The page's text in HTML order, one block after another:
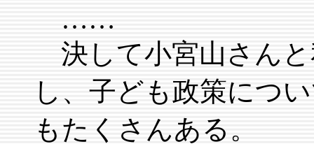
……
決して小宮山さん
し、子ども政策につ
もたくさんある。